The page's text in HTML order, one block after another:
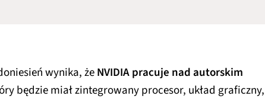
wynika, żeNVIDIA pracuje nad autorskim
będzie miał zintegrowany procesor, układ